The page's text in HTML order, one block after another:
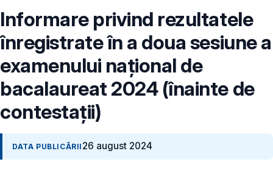
Informare privind rezultatele
înregistrate în a doua sesiune a
examenului național de
bacalaureat 2024 (înainte de
contestații)
DATA PUBLICĂRII 26 august 2024